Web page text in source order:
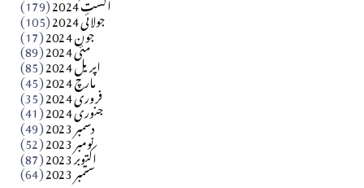
جولائی 2024 (105) جون 2024 (17) مئی 2024 (89) اپریل 2024 (85) مارچ 2024 (45) فروری 2024 (35) جنوری 2024 (41) دسمبر 2023 (49) نومبر 2023 (52) اکتوبر 2023 (87) ستمبر 2023 (64)